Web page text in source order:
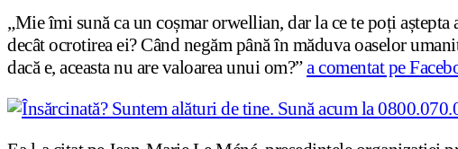
„Mie îmi sună ca un coșmar orwellian, dar la ce te poți
decât ocrotirea ei? Când negăm până în măduva oaselor
dacă e, aceasta nu are valoarea unui om?”a comentat pe